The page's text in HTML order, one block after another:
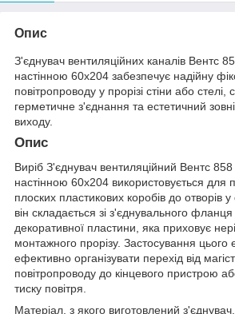
Опис
З'єднувач вентиляційних каналів Вентс
настінною 60х204 забезпечує надійну
повітропроводу у прорізі стіни або
герметичне з'єднання та естетичний
виходу.
Опис
Виріб З'єднувач вентиляційний Вентс
настінною 60х204 використовується для
плоских пластикових коробів до отворів у
він складається зі з'єднувального
декоративної пластини, яка приховує
монтажного прорізу. Застосування
ефективно організувати перехід від
повітропроводу до кінцевого пристрою
тиску повітря.
Матеріал, з якого виготовлений з'єднувач,